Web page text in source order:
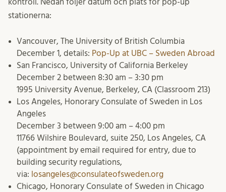
kontroll. Nedan följer datum och plats för pop-up
stationerna:
Vancouver, The University of British Columbia
December 1, details: Pop-Up at UBC – Sweden Abroad
San Francisco, University of California Berkeley
December 2 between 8:30 am – 3:30 pm
1995 University Avenue, Berkeley, CA (Classroom 213)
Los Angeles, Honorary Consulate of Sweden in Los
Angeles
December 3 between 9:00 am – 4:00 pm
11766 Wilshire Boulevard, suite 250, Los Angeles, CA
(appointment by email required for entry, due to
building security regulations,
via: losangeles@consulateofsweden.org
Chicago, Honorary Consulate of Sweden in Chicago